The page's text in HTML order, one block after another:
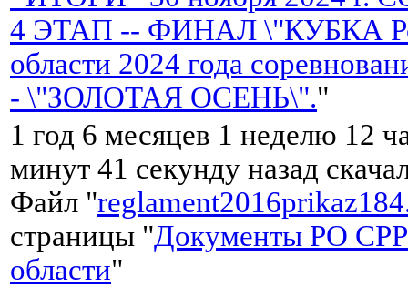
4 ЭТАП -- ФИНАЛ \"КУБКА
области 2024 года
- \"ЗОЛОТАЯ ОСЕНЬ\"."
1 год 6 месяцев 1 неделю 12
минут 41 секунду назад
Файл "
страницы "Документы РО СРР
области"